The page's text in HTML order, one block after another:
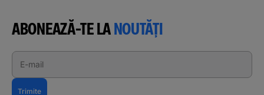
ABONEAZĂ-TE LANOUTĂȚI
E-mail
Trimite